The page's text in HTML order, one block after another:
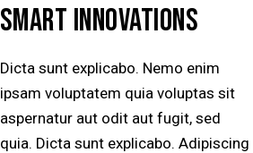
SMART INNOVATIONS
Dicta sunt explicabo. Nemo enim
ipsam voluptatem quia voluptas sit
aspernatur aut odit aut fugit, sed
quia. Dicta sunt explicabo. Adipiscing